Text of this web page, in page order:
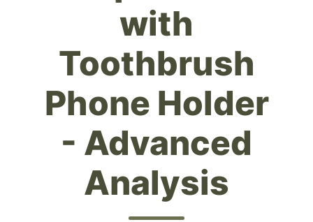
with
Toothbrush
Phone Holder
- Advanced
Analysis